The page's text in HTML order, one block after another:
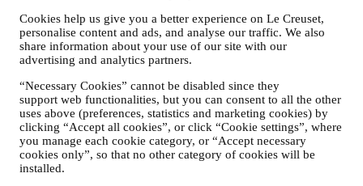
Cookies help us give you a better experience on Le Creuset,
personalise content and ads, and analyse our traffic. We also
share information about your use of our site with our
advertising and analytics partners.
“Necessary Cookies” cannot be disabled since they
support web functionalities, but you can consent to all the other
uses above (preferences, statistics and marketing cookies) by
clicking “Accept all cookies”, or click “Cookie settings”, where
you manage each cookie category, or “Accept necessary
cookies only”, so that no other category of cookies will be
installed.
ne finalisez pas l'achat dans un certain délai, aucune autre
communication de suivi ne sera envoyée.
POUR VOUS INFORMER À PROPOS DES
NOUVELLES ET OFFRES CONCERNANT LES
PRODUITS LE CREUSET
Si vous nous avez donné votre autorisation dans ce sens (par
exemple en souscrivant à notre lettre d’information au
moment de créer un compte sur le Site web), nous vous ferons
parvenir des communications de marketing personnalisées et
des nouvelles concernant les initiatives lancées par Le Creuset
et promues par les filiales de son groupe, ou par ses affiliés et